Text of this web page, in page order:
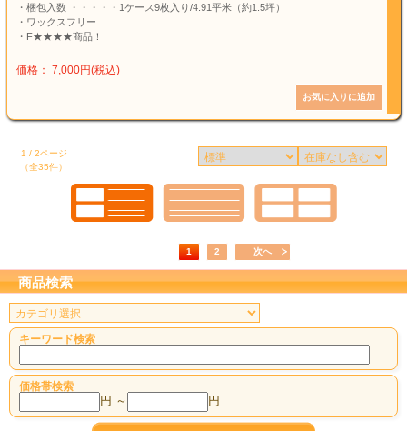
・梱包入数 ・・・・・1ケース9枚入り/4.91平米（約1.5坪）
・ワックスフリー
・F★★★★商品！
価格： 7,000円(税込)
1 / 2ページ
（全35件）
1 2 次へ
商品検索
キーワード検索
価格帯検索
円 ～ 円